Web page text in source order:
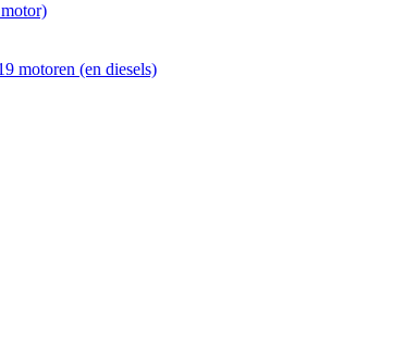
motoren (en diesels)